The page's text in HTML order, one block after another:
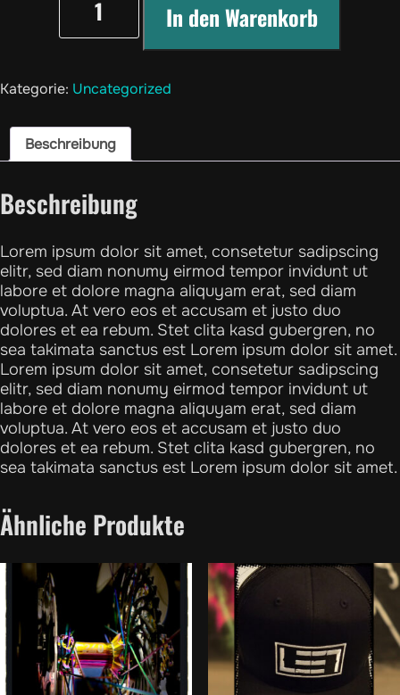
Menge
In den Warenkorb
Kategorie: Uncategorized
Beschreibung
Beschreibung
Lorem ipsum dolor sit amet, consetetur sadipscing
elitr, sed diam nonumy eirmod tempor invidunt ut
labore et dolore magna aliquyam erat, sed diam
voluptua. At vero eos et accusam et justo duo
dolores et ea rebum. Stet clita kasd gubergren, no
sea takimata sanctus est Lorem ipsum dolor sit amet.
Lorem ipsum dolor sit amet, consetetur sadipscing
elitr, sed diam nonumy eirmod tempor invidunt ut
labore et dolore magna aliquyam erat, sed diam
voluptua. At vero eos et accusam et justo duo
dolores et ea rebum. Stet clita kasd gubergren, no
sea takimata sanctus est Lorem ipsum dolor sit amet.
Ähnliche Produkte